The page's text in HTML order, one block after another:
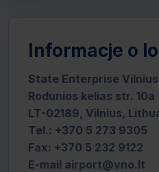
Informacje o
State Enterprise
Rodunios kelias str. 10a
LT-02189, Vilnius,
Tel.: +370 5 273 9305
Fax: +370 5 232 9122
E-mail airport@vno.lt